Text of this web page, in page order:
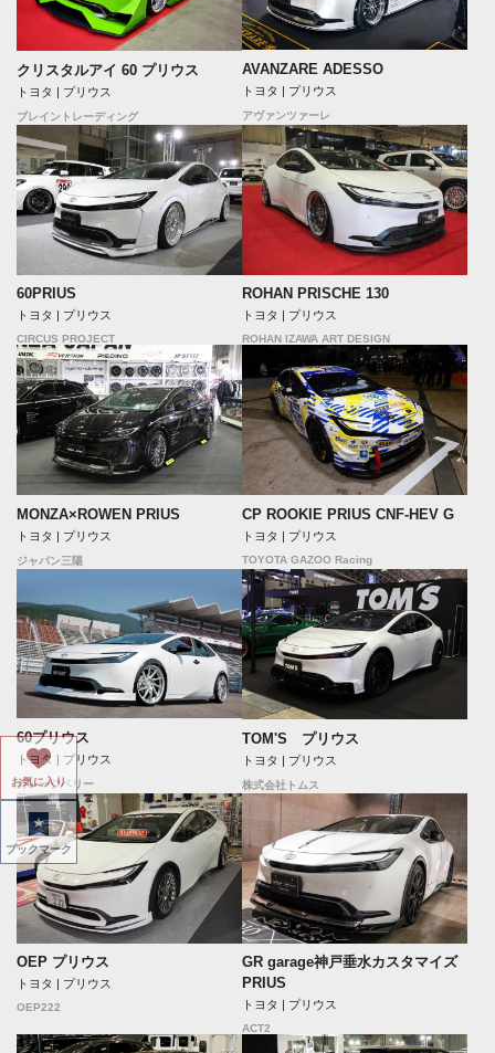
クリスタルアイ 60 プリウス
トヨタ | プリウス
ブレイントレーディング
AVANZARE ADESSO
トヨタ | プリウス
アヴァンツァーレ
60PRIUS
トヨタ | プリウス
CIRCUS PROJECT
ROHAN PRISCHE 130
トヨタ | プリウス
ROHAN IZAWA ART DESIGN
MONZA×ROWEN PRIUS
トヨタ | プリウス
ジャパン三陽
CP ROOKIE PRIUS CNF-HEV G
トヨタ | プリウス
TOYOTA GAZOO Racing
60プリウス
トヨタ | プリウス
ガレージベリー
TOM'S プリウス
トヨタ | プリウス
株式会社トムス
OEP プリウス
トヨタ | プリウス
OEP222
GR garage神戸垂水カスタマイズ
PRIUS
トヨタ | プリウス
ACT2
お気に入り
ブックマーク